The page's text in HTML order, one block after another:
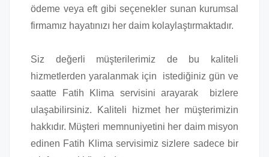
ödeme veya eft gibi seçenekler sunan kurumsal
firmamız hayatınızı her daim kolaylaştırmaktadır.
Siz değerli müşterilerimiz de bu kaliteli
hizmetlerden yaralanmak için istediğiniz gün ve
saatte Fatih Klima servisini arayarak bizlere
ulaşabilirsiniz. Kaliteli hizmet her müşterimizin
hakkıdır. Müşteri memnuniyetini her daim misyon
edinen Fatih Klima servisimiz sizlere sadece bir